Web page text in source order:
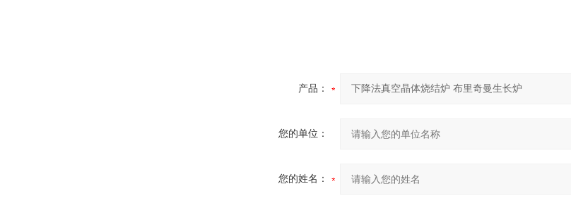
产品：
您的单位：
您的姓名：